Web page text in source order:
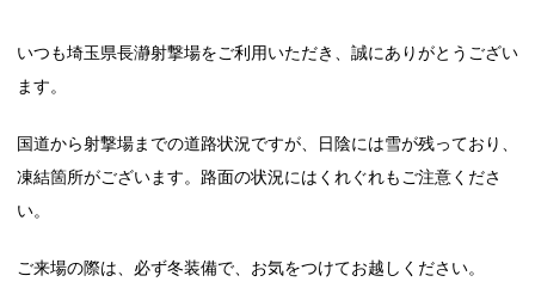
いつも埼玉県長瀞射撃場をご利用いただき、誠にありがとうござい
ます。
国道から射撃場までの道路状況ですが、日陰には雪が残っており、
凍結箇所がございます。路面の状況にはくれぐれもご注意くださ
い。
ご来場の際は、必ず冬装備で、お気をつけてお越しください。